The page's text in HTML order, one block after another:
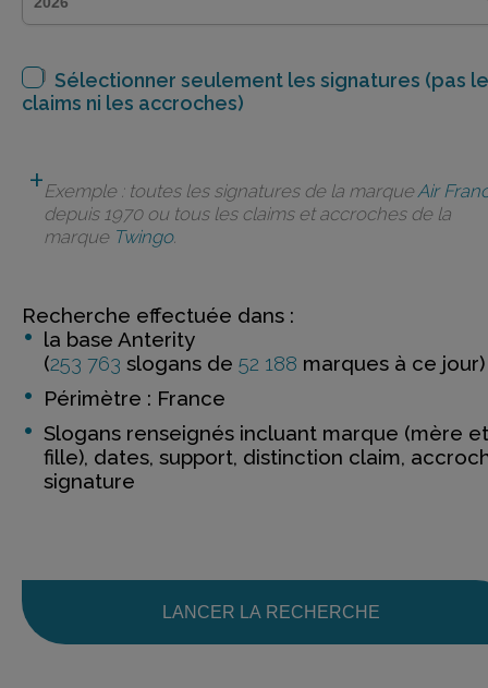
Sélectionner seulement les signatures (pas
claims ni les accroches)
Exemple : toutes les signatures de la marqueAir
depuis 1970 ou tous les claims et accroches de la
marque Twingo.
Recherche effectuée dans :
la base Anterity
(253 763 slogans de 52 188 marques à ce jour)
Périmètre : France
Slogans renseignés incluant marque (mère et
fille), dates, support, distinction claim,
signature
LANCER LA RECHERCHE